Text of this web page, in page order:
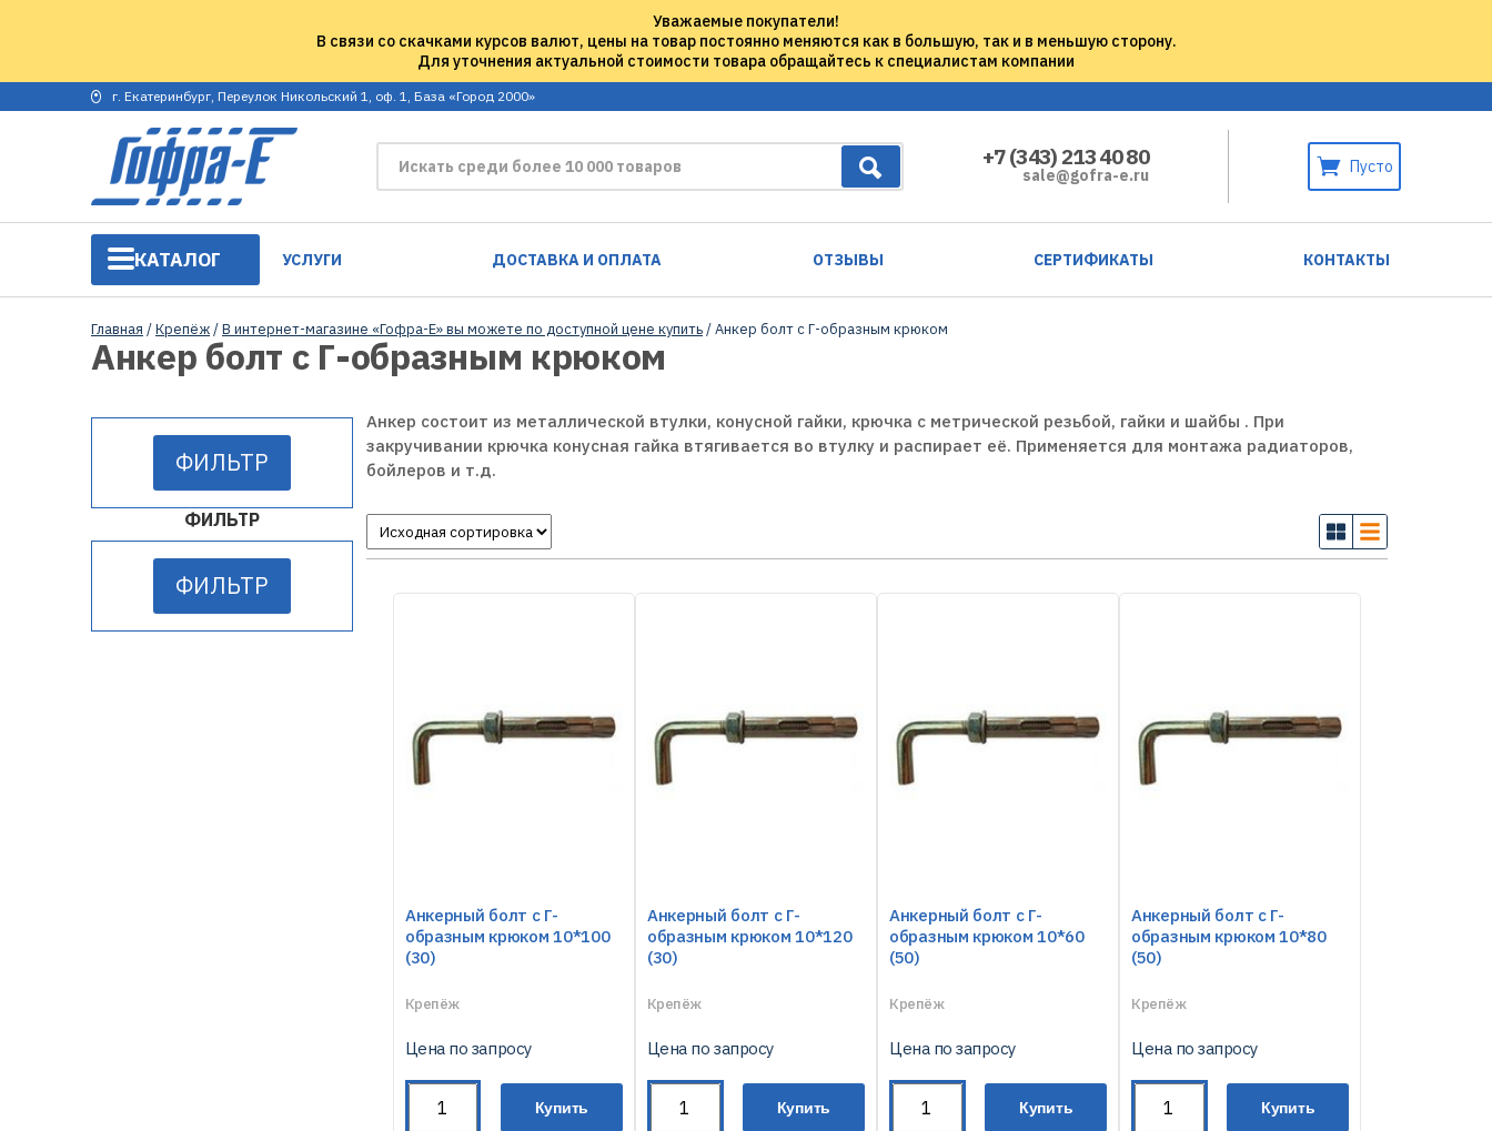
Уважаемые покупатели!
В связи со скачками курсов валют, цены на товар постоянно меняются как в большую, так и в меньшую сторону.
Для уточнения актуальной стоимости товара обращайтесь к специалистам компании
г. Екатеринбург, Переулок Никольский 1, оф. 1, База «Город 2000»
+7 (343) 213 40 80
sale@gofra-e.ru Пусто
КАТАЛОГ УСЛУГИ ДОСТАВКА И ОПЛАТА ОТЗЫВЫ СЕРТИФИКАТЫ КОНТАКТЫ
Главная /Крепёж/В интернет-магазине «Гофра-Е» вы можете по доступной цене купить/ Анкер болт с Г-образным крюком
Анкер болт с Г-образным крюком
ФИЛЬТР
ФИЛЬТР
ФИЛЬТР
Анкер состоит из металлической втулки, конусной гайки, крючка с метрической резьбой, гайки и шайбы . При
закручивании крючка конусная гайка втягивается во втулку и распирает её. Применяется для монтажа радиаторов,
бойлеров и т.д.
Анкерный болт с Г-
образным крюком 10*100
(30)
Крепёж
Цена по запросу
Купить
Анкерный болт с Г-
образным крюком 10*120
(30)
Крепёж
Цена по запросу
Купить
Анкерный болт с Г-
образным крюком 10*60
(50)
Крепёж
Цена по запросу
Купить
Анкерный болт с Г-
образным крюком 10*80
(50)
Крепёж
Цена по запросу
Купить